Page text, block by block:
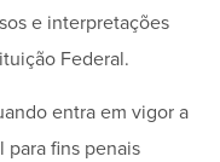
e interpretações
Federal.
entra em vigor a
para fins penais